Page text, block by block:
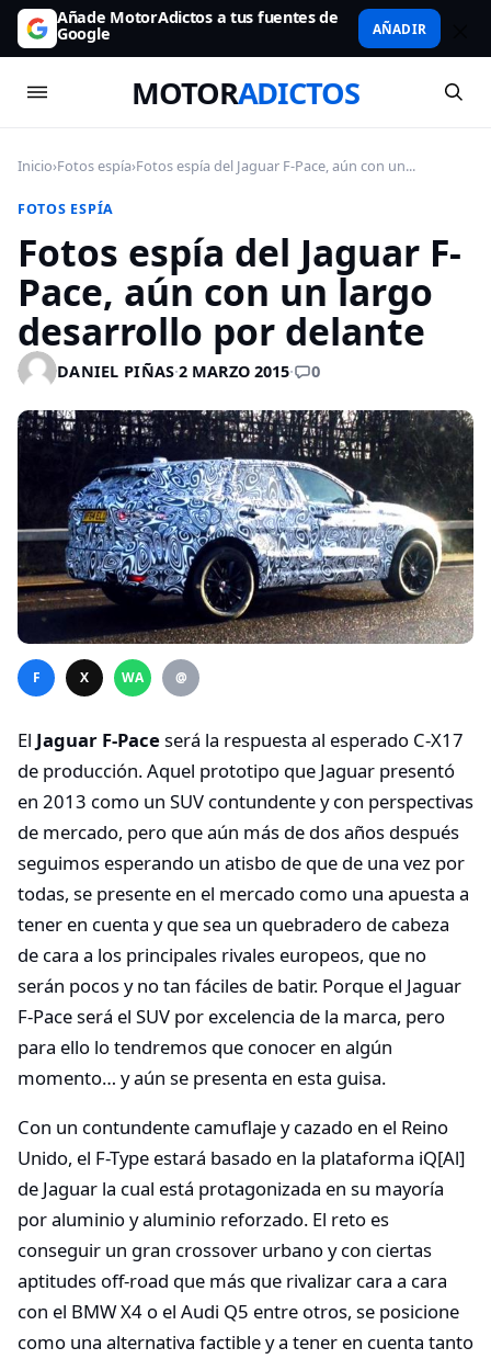
Añade MotorAdictos a tus fuentes de
Google AÑADIR
MOTORADICTOS
Inicio›Fotos espía›Fotos espía del Jaguar F-Pace, aún con un...
FOTOS ESPÍA
Fotos espía del Jaguar F-
Pace, aún con un largo
desarrollo por delante
DANIEL PIÑAS·2 MARZO 2015· 0
F X WA @
El Jaguar F-Paceserá la respuesta al esperado C-X17
de producción. Aquel prototipo que Jaguar presentó
en 2013 como un SUV contundente y con perspectivas
de mercado, pero que aún más de dos años después
seguimos esperando un atisbo de que de una vez por
todas, se presente en el mercado como una apuesta a
tener en cuenta y que sea un quebradero de cabeza
de cara a los principales rivales europeos, que no
serán pocos y no tan fáciles de batir. Porque el Jaguar
F-Pace será el SUV por excelencia de la marca, pero
para ello lo tendremos que conocer en algún
momento… y aún se presenta en esta guisa.
Con un contundente camuflaje y cazado en el Reino
Unido, el F-Type estará basado en la plataforma iQ[Al]
de Jaguar la cual está protagonizada en su mayoría
por aluminio y aluminio reforzado. El reto es
conseguir un gran crossover urbano y con ciertas
aptitudes off-road que más que rivalizar cara a cara
con el BMW X4 o el Audi Q5 entre otros, se posicione
como una alternativa factible y a tener en cuenta tanto